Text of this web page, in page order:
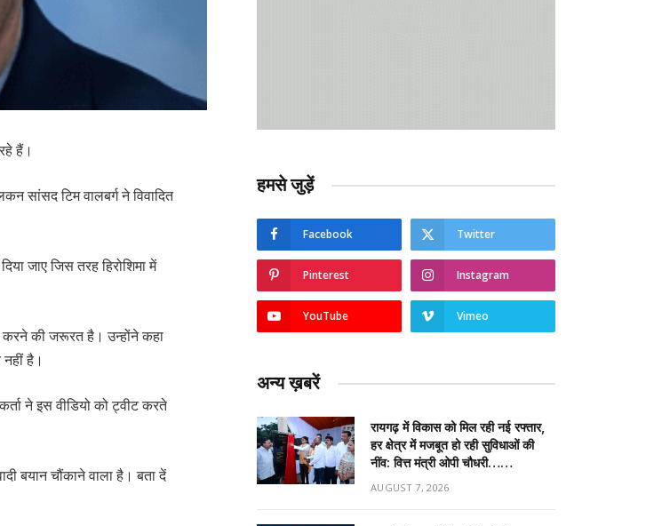
हैं।
सांसद टिम वालबर्ग ने विवादित
जाए जिस तरह हिरोशिमा में
करने की जरूरत है। उन्होंने कहा
है।
ने इस वीडियो को ट्वीट करते
बयान चौंकाने वाला है। बता दें
हमसे जुड़ें
Facebook Twitter
Pinterest Instagram
YouTube Vimeo
अन्य ख़बरें
रायगढ़ में विकास को मिल रही नई रफ्तार,
हर क्षेत्र में मजबूत हो रही सुविधाओं की
नींव: वित्त मंत्री ओपी चौधरी……
AUGUST 7, 2026